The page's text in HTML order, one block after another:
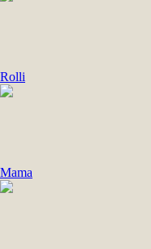
Rolli
Mama